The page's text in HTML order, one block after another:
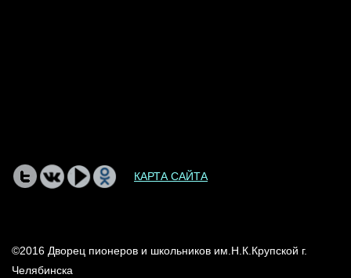
КАРТА САЙТА
©2016 Дворец пионеров и школьников им.Н.К.Крупской г.
Челябинска